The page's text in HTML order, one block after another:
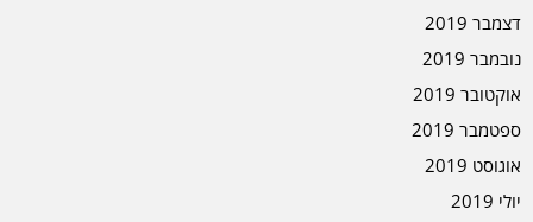
דצמבר 2019
נובמבר 2019
אוקטובר 2019
ספטמבר 2019
אוגוסט 2019
יולי 2019